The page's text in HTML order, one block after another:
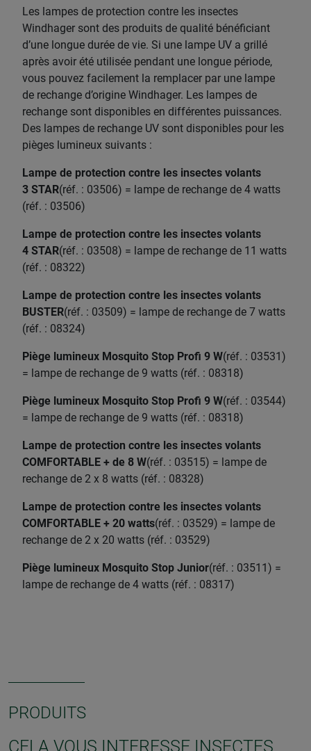
Les lampes de protection contre les insectes
Windhager sont des produits de qualité bénéficiant
d’une longue durée de vie. Si une lampe UV a grillé
après avoir été utilisée pendant une longue période,
vous pouvez facilement la remplacer par une lampe
de rechange d’origine Windhager. Les lampes de
rechange sont disponibles en différentes puissances.
Des lampes de rechange UV sont disponibles pour les
pièges lumineux suivants :
Lampe de protection contre les insectes volants
3 STAR(réf. : 03506) = lampe de rechange de 4 watts
(réf. : 03506)
Lampe de protection contre les insectes volants
4 STAR(réf. : 03508) = lampe de rechange de 11 watts
(réf. : 08322)
Lampe de protection contre les insectes volants
BUSTER(réf. : 03509) = lampe de rechange de 7 watts
(réf. : 08324)
Piège lumineux Mosquito Stop Profi 9 W(réf. : 03531)
= lampe de rechange de 9 watts (réf. : 08318)
Piège lumineux Mosquito Stop Profi 9 W(réf. : 03544)
= lampe de rechange de 9 watts (réf. : 08318)
Lampe de protection contre les insectes volants
COMFORTABLE + de 8 W(réf. : 03515) = lampe de
rechange de 2 x 8 watts (réf. : 08328)
Lampe de protection contre les insectes volants
COMFORTABLE + 20 watts(réf. : 03529) = lampe de
rechange de 2 x 20 watts (réf. : 03529)
Piège lumineux Mosquito Stop Junior(réf. : 03511) =
lampe de rechange de 4 watts (réf. : 08317)
PRODUITS
CELA VOUS INTERESSE INSECTES